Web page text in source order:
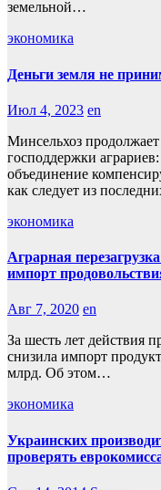
земельной…
экономика
Деньги земля не
Июл 4, 2023 en
Минсельхоз
господдержки
объединение
как следует из
экономика
Аграрная
импорт
Авг 7, 2020 en
За шесть лет действия
снизила импорт
млрд. Об этом…
экономика
Украинских
проверять